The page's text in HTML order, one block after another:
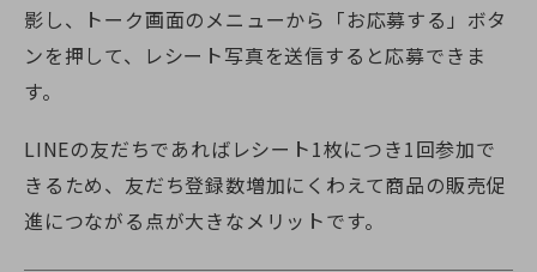
影し、トーク画面のメニューから「お応募する」ボタ
ンを押して、レシート写真を送信すると応募できま
す。
LINEの友だちであればレシート1枚につき1回参加で
きるため、友だち登録数増加にくわえて商品の販売促
進につながる点が大きなメリットです。